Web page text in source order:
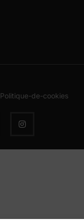
Politique-de-cookies